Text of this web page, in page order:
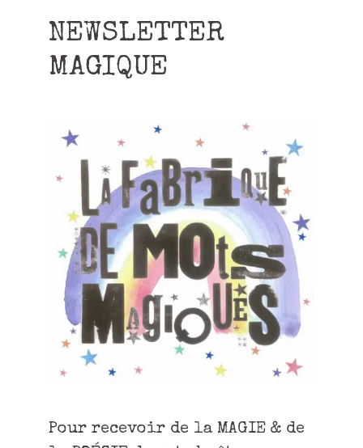
NEWSLETTER
MAGIQUE
Pour recevoir de la MAGIE & de